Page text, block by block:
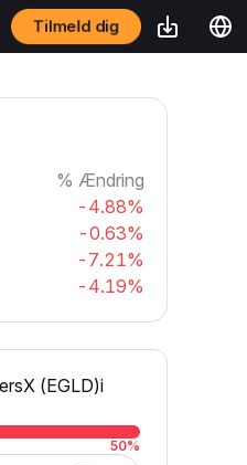
Tilmeld dig
% Ændring
-4.88%
-0.63%
-7.21%
-4.19%
(EGLD)i
50%